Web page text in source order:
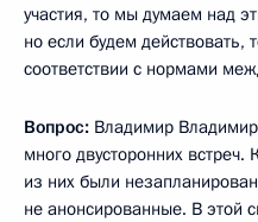
участия, то мы думаем над
но если будем действовать,
соответствии с нормами
Вопрос: Владимир
много двусторонних
из них были
не анонсированные. В этой